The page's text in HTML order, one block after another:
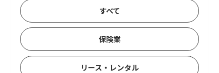
すべて
保険業
リース・レンタル